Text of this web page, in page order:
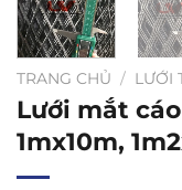
TRANG CHỦ / LƯỚI
Lưới mắt
1mx10m,